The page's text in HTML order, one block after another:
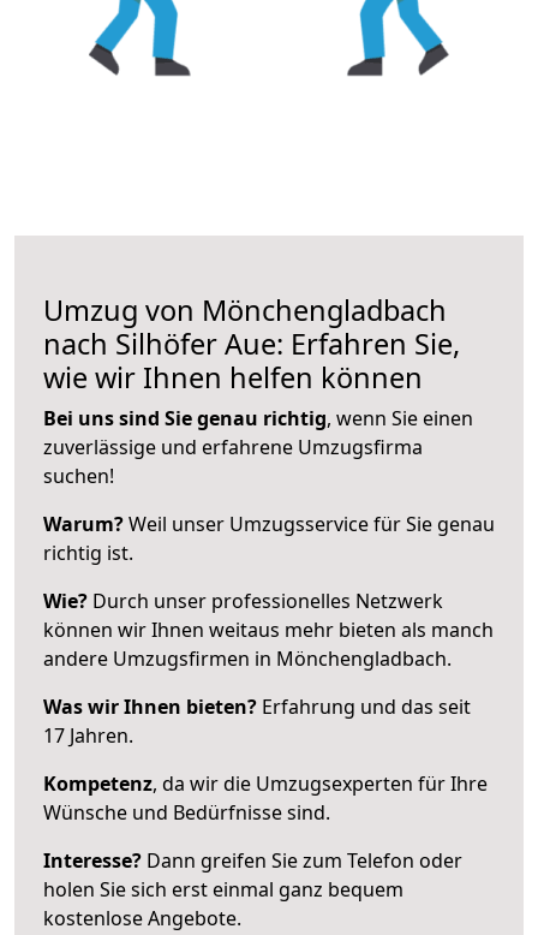
Umzug von Mönchengladbach
nach Silhöfer Aue: Erfahren Sie,
wie wir Ihnen helfen können
Bei uns sind Sie genau richtig, wenn Sie einen
zuverlässige und erfahrene Umzugsfirma
suchen!
Warum?Weil unser Umzugsservice für Sie genau
richtig ist.
Wie? Durch unser professionelles Netzwerk
können wir Ihnen weitaus mehr bieten als manch
andere Umzugsfirmen in Mönchengladbach.
Was wir Ihnen bieten? Erfahrung und das seit
17 Jahren.
Kompetenz, da wir die Umzugsexperten für Ihre
Wünsche und Bedürfnisse sind.
Interesse? Dann greifen Sie zum Telefon oder
holen Sie sich erst einmal ganz bequem
kostenlose Angebote.